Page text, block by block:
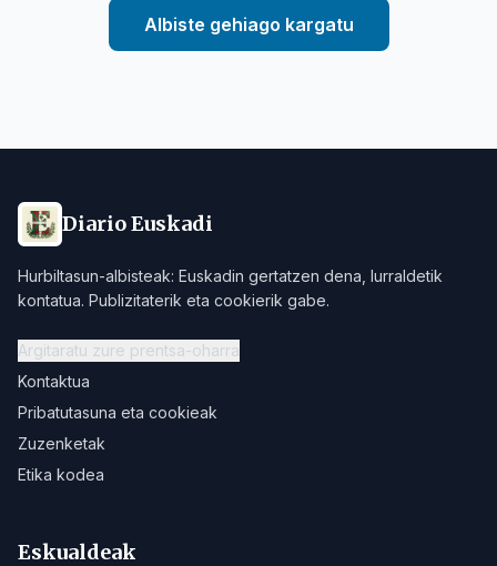
Albiste gehiago kargatu
Diario Euskadi
Hurbiltasun-albisteak: Euskadin gertatzen dena, lurraldetik
kontatua. Publizitaterik eta cookierik gabe.
Argitaratu zure prentsa-oharra
Kontaktua
Pribatutasuna eta cookieak
Zuzenketak
Etika kodea
Eskualdeak